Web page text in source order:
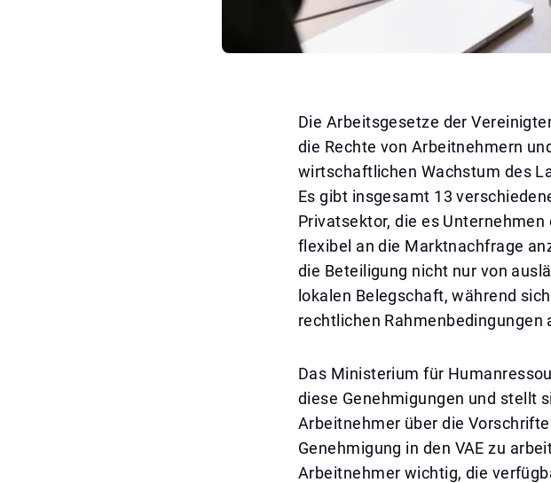
Die Arbeitsgesetze der
die Rechte von Arbeitnehmern
wirtschaftlichen Wachstum des
Es gibt insgesamt 13
Privatsektor, die es
flexibel an die Marktnachfrage
die Beteiligung nicht nur von
lokalen Belegschaft, während
rechtlichen Rahmenbedingungen
Das Ministerium für
diese Genehmigungen und stellt
Arbeitnehmer über die
Genehmigung in den VAE zu
Arbeitnehmer wichtig, die